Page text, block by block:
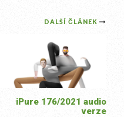
DALŠÍ ČLÁNEK
iPure 176/2021 audio
verze